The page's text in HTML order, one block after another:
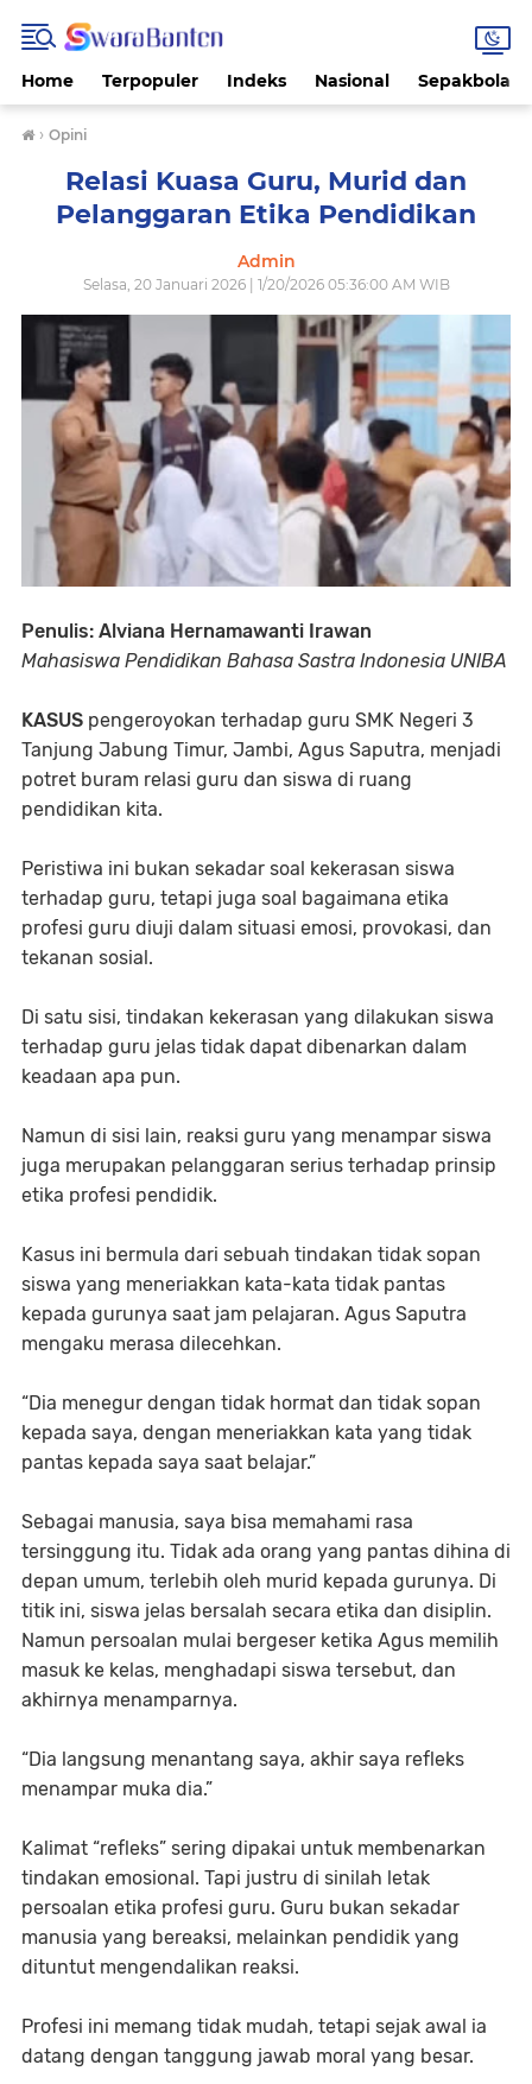
Home Terpopuler Indeks Nasional Sepakbola
› Opini
Relasi Kuasa Guru, Murid dan
Pelanggaran Etika Pendidikan
Admin
Selasa, 20 Januari 2026 | 1/20/2026 05:36:00 AM WIB
Penulis: Alviana Hernamawanti Irawan
Mahasiswa Pendidikan Bahasa Sastra Indonesia UNIBA
KASUS pengeroyokan terhadap guru SMK Negeri 3
Tanjung Jabung Timur, Jambi, Agus Saputra, menjadi
potret buram relasi guru dan siswa di ruang
pendidikan kita.
Peristiwa ini bukan sekadar soal kekerasan siswa
terhadap guru, tetapi juga soal bagaimana etika
profesi guru diuji dalam situasi emosi, provokasi, dan
tekanan sosial.
Di satu sisi, tindakan kekerasan yang dilakukan siswa
terhadap guru jelas tidak dapat dibenarkan dalam
keadaan apa pun.
Namun di sisi lain, reaksi guru yang menampar siswa
juga merupakan pelanggaran serius terhadap prinsip
etika profesi pendidik.
Kasus ini bermula dari sebuah tindakan tidak sopan
siswa yang meneriakkan kata-kata tidak pantas
kepada gurunya saat jam pelajaran. Agus Saputra
mengaku merasa dilecehkan.
“Dia menegur dengan tidak hormat dan tidak sopan
kepada saya, dengan meneriakkan kata yang tidak
pantas kepada saya saat belajar.”
Sebagai manusia, saya bisa memahami rasa
tersinggung itu. Tidak ada orang yang pantas dihina di
depan umum, terlebih oleh murid kepada gurunya. Di
titik ini, siswa jelas bersalah secara etika dan disiplin.
Namun persoalan mulai bergeser ketika Agus memilih
masuk ke kelas, menghadapi siswa tersebut, dan
akhirnya menamparnya.
“Dia langsung menantang saya, akhir saya refleks
menampar muka dia.”
Kalimat “refleks” sering dipakai untuk membenarkan
tindakan emosional. Tapi justru di sinilah letak
persoalan etika profesi guru. Guru bukan sekadar
manusia yang bereaksi, melainkan pendidik yang
dituntut mengendalikan reaksi.
Profesi ini memang tidak mudah, tetapi sejak awal ia
datang dengan tanggung jawab moral yang besar.